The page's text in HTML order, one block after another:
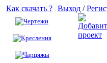
Как скачать ?
Чертежи
Креслення
Чарцяжы
Выход /